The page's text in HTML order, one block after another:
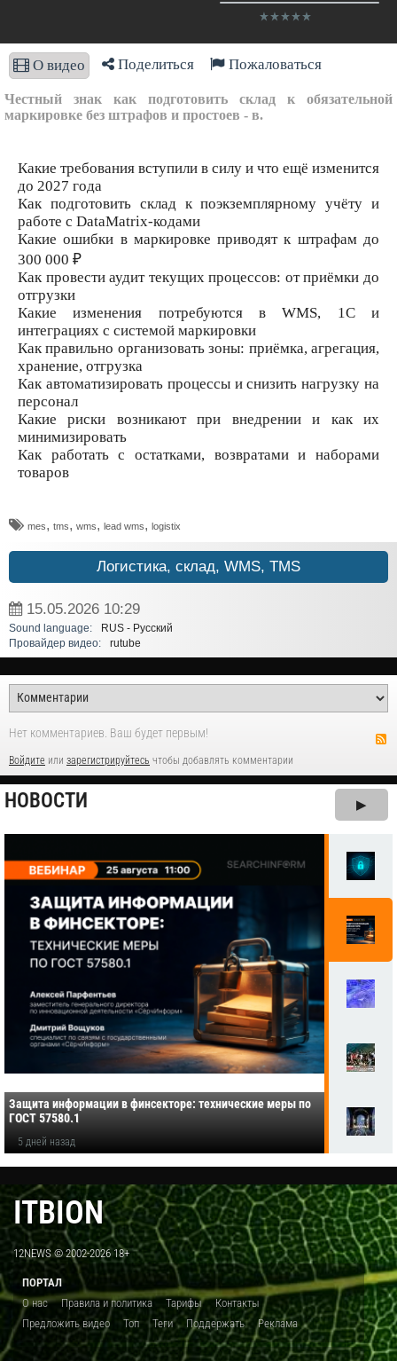
О видео Поделиться Пожаловаться
Честный знак как подготовить склад к обязательной
маркировке без штрафов и простоев - в.
Какие требования вступили в силу и что ещё изменится
до 2027 года
Как подготовить склад к поэкземплярному учёту и
работе с DataMatrix-кодами
Какие ошибки в маркировке приводят к штрафам до
300 000 ₽
Как провести аудит текущих процессов: от приёмки до
отгрузки
Какие изменения потребуются в WMS, 1С и
интеграциях с системой маркировки
Как правильно организовать зоны: приёмка, агрегация,
хранение, отгрузка
Как автоматизировать процессы и снизить нагрузку на
персонал
Какие риски возникают при внедрении и как их
минимизировать
Как работать с остатками, возвратами и наборами
товаров
mes, tms, wms, lead wms, ​logistix
Логистика, склад, WMS, TMS
15.05.2026 10:29
Sound language:
RUS - Русский
Провайдер видео:
rutube
Нет комментариев. Ваш будет первым!
Войдите или зарегистрируйтесь чтобы добавлять комментарии
НОВОСТИ ▶
Защита информации в финсекторе: технические меры по
ГОСТ 57580.1
5 дней назад
ITBION
12NEWS © 2002-2026 18+
ПОРТАЛ
О нас
Правила и политика Тарифы
Контакты
Предложить видео
Топ Теги Поддержать Реклама